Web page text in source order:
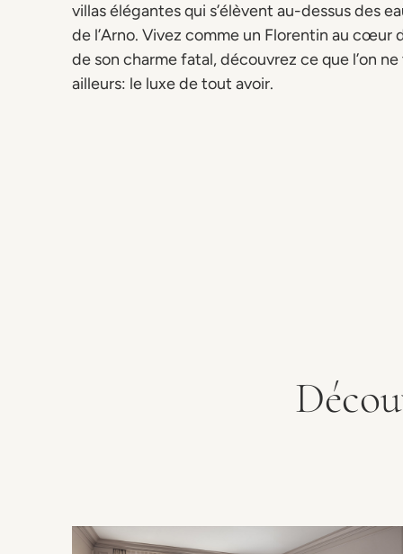
villas élégantes qui s’élèvent au-dessus des
de l’Arno. Vivez comme un Florentin au cœur
de son charme fatal, découvrez ce que l’on
ailleurs: le luxe de tout avoir.